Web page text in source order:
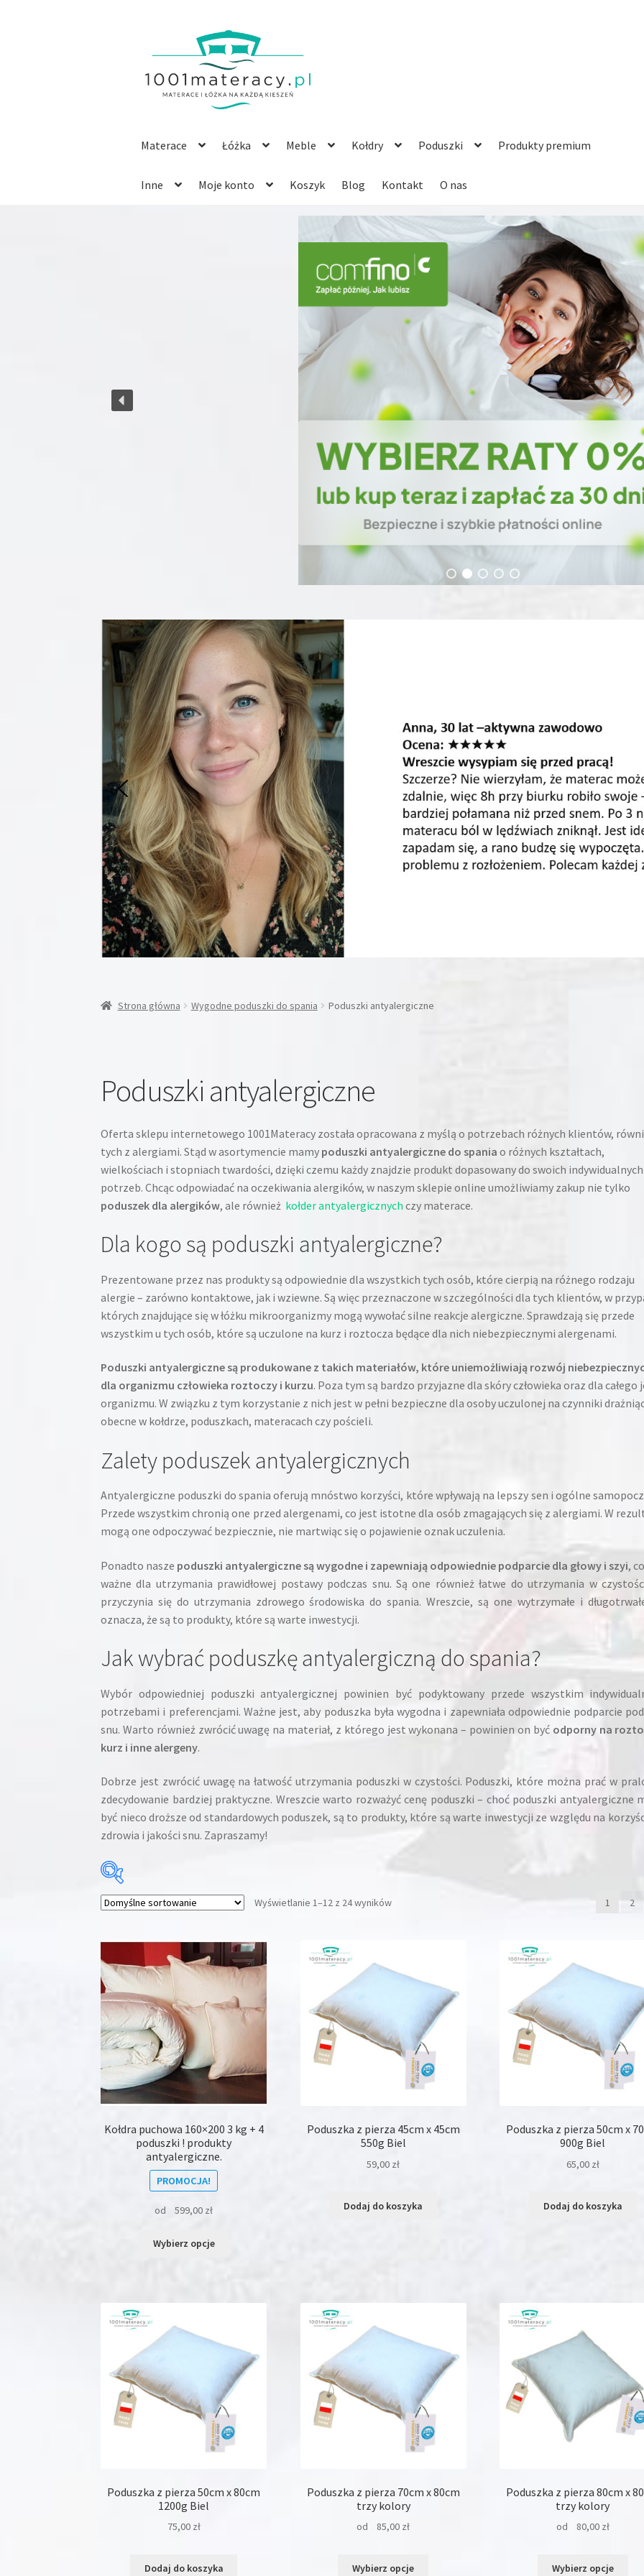
do
nawigacji
do
treści
Materace Łóżka Meble Kołdry Poduszki Produkty premium
Inne Moje konto Koszyk Blog Kontakt O nas
Strona główna Wygodne poduszki do spania Poduszki antyalergiczne
Poduszki antyalergiczne
Oferta sklepu internetowego 1001Materacy została opracowana z myślą o potrzebach różnych klientów,
tych z alergiami. Stąd w asortymencie mamy poduszki antyalergiczne do spania o różnych kształtach,
wielkościach i stopniach twardości, dzięki czemu każdy znajdzie produkt dopasowany do swoich indywidualnych
potrzeb. Chcąc odpowiadać na oczekiwania alergików, w naszym sklepie online umożliwiamy zakup nie tylko
poduszek dla alergików, ale również kołder antyalergicznych czy materace.
Dla kogo są poduszki antyalergiczne?
Prezentowane przez nas produkty są odpowiednie dla wszystkich tych osób, które cierpią na różnego rodzaju
alergie – zarówno kontaktowe, jak i wziewne. Są więc przeznaczone w szczególności dla tych klientów, w
których znajdujące się w łóżku mikroorganizmy mogą wywołać silne reakcje alergiczne. Sprawdzają się przede
wszystkim u tych osób, które są uczulone na kurz i roztocza będące dla nich niebezpiecznymi alergenami.
Poduszki antyalergiczne są produkowane z takich materiałów, które uniemożliwiają rozwój
dla organizmu człowieka roztoczy i kurzu. Poza tym są bardzo przyjazne dla skóry człowieka oraz dla całego
organizmu. W związku z tym korzystanie z nich jest w pełni bezpieczne dla osoby uczulonej na czynniki
obecne w kołdrze, poduszkach, materacach czy pościeli.
Zalety poduszek antyalergicznych
Antyalergiczne poduszki do spania oferują mnóstwo korzyści, które wpływają na lepszy sen i ogólne
Przede wszystkim chronią one przed alergenami, co jest istotne dla osób zmagających się z alergiami. W
mogą one odpoczywać bezpiecznie, nie martwiąc się o pojawienie oznak uczulenia.
Ponadto nasze poduszki antyalergiczne są wygodne i zapewniają odpowiednie podparcie dla głowy i szyi,
ważne dla utrzymania prawidłowej postawy podczas snu. Są one również łatwe do utrzymania w
przyczynia się do utrzymania zdrowego środowiska do spania. Wreszcie, są one wytrzymałe i
oznacza, że są to produkty, które są warte inwestycji.
Jak wybrać poduszkę antyalergiczną do spania?
Wybór odpowiedniej poduszki antyalergicznej powinien być podyktowany przede wszystkim
potrzebami i preferencjami. Ważne jest, aby poduszka była wygodna i zapewniała odpowiednie podparcie
snu. Warto również zwrócić uwagę na materiał, z którego jest wykonana – powinien on być odporny na
kurz i inne alergeny.
Dobrze jest zwrócić uwagę na łatwość utrzymania poduszki w czystości. Poduszki, które można prać w
zdecydowanie bardziej praktyczne. Wreszcie warto rozważyć cenę poduszki – choć poduszki antyalergiczne
być nieco droższe od standardowych poduszek, są to produkty, które są warte inwestycji ze względu na
zdrowia i jakości snu. Zapraszamy!
Promocja
Wyświetlanie 1–12 z 24 wyników 1 2
Kołdra puchowa 160×200 3 kg + 4
poduszki ! produkty
antyalergiczne.
PROMOCJA!
od 599,00 zł
Wybierz opcje
wariantów.
wybrać
stronie
produktu
Poduszka z pierza 45cm x 45cm
550g Biel
59,00 zł
Dodaj do koszyka
Poduszka z pierza 50cm x
900g Biel
65,00 zł
Dodaj do koszyka
Poduszka z pierza 50cm x 80cm
1200g Biel
75,00 zł
Dodaj do koszyka
Poduszka z pierza 70cm x 80cm
trzy kolory
od 85,00 zł
Wybierz opcje
Poduszka z pierza 80cm x
trzy kolory
od 80,00 zł
Wybierz opcje